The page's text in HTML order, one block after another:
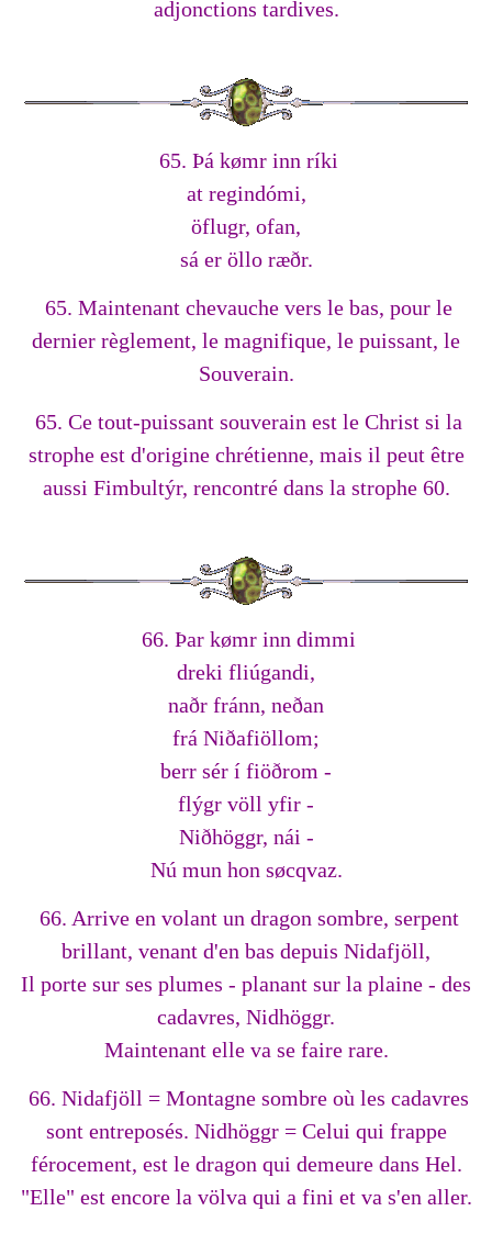
adjonctions tardives.
65. Þá kømr inn ríki
at regindómi,
öflugr, ofan,
sá er öllo ræðr.
65. Maintenant chevauche vers le bas, pour le
dernier règlement, le magnifique, le puissant, le
Souverain.
65. Ce tout-puissant souverain est le Christ si la
strophe est d'origine chrétienne, mais il peut être
aussi Fimbultýr, rencontré dans la strophe 60.
66. Þar kømr inn dimmi
dreki fliúgandi,
naðr fránn, neðan
frá Niðafiöllom;
berr sér í fiöðrom -
flýgr völl yfir -
Niðhöggr, nái -
Nú mun hon søcqvaz.
66. Arrive en volant un dragon sombre, serpent
brillant, venant d'en bas depuis Nidafjöll,
Il porte sur ses plumes - planant sur la plaine - des
cadavres, Nidhöggr.
Maintenant elle va se faire rare.
66. Nidafjöll = Montagne sombre où les cadavres
sont entreposés. Nidhöggr = Celui qui frappe
férocement, est le dragon qui demeure dans Hel.
"Elle" est encore la völva qui a fini et va s'en aller.